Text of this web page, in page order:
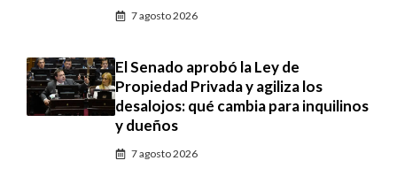
7 agosto 2026
El Senado aprobó la Ley de
Propiedad Privada y agiliza los
desalojos: qué cambia para inquilinos
y dueños
7 agosto 2026